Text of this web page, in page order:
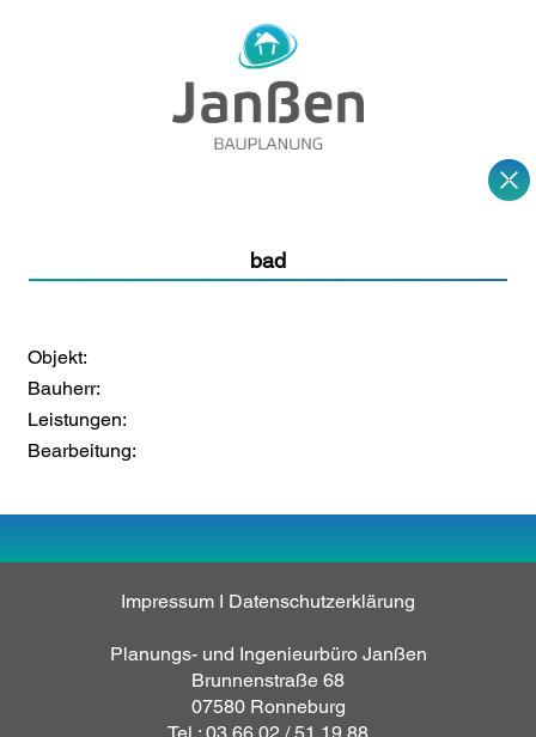
bad
Objekt:
Bauherr:
Leistungen:
Bearbeitung:
Impressum I Datenschutzerklärung
Planungs- und Ingenieurbüro Janßen
Brunnenstraße 68
07580 Ronneburg
Tel.: 03 66 02 / 51 19 88